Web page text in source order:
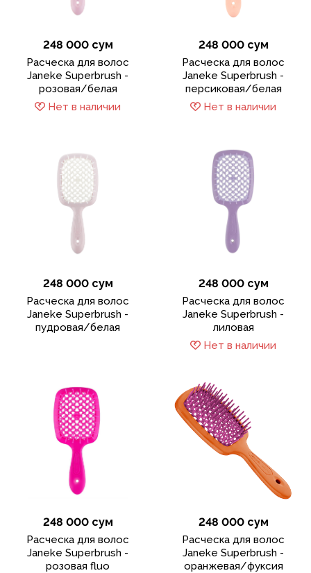
248 000 сум
Расческа для волос
Janeke Superbrush -
розовая/белая
Нет в наличии
248 000 сум
Расческа для волос
Janeke Superbrush -
персиковая/белая
Нет в наличии
248 000 сум
Расческа для волос
Janeke Superbrush -
пудровая/белая
248 000 сум
Расческа для волос
Janeke Superbrush -
лиловая
Нет в наличии
248 000 сум
Расческа для волос
Janeke Superbrush -
розовая fluo
248 000 сум
Расческа для волос
Janeke Superbrush -
оранжевая/фуксия